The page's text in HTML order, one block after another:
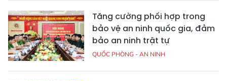
Tăng cường phối hợp trong
bảo vệ an ninh quốc gia, đảm
bảo an ninh trật tự
QUỐC PHÒNG - AN NINH